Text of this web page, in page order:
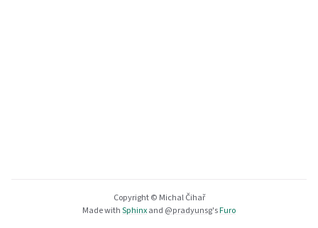
Copyright © Michal Čihař
Made withSphinxand @pradyunsg'sFuro